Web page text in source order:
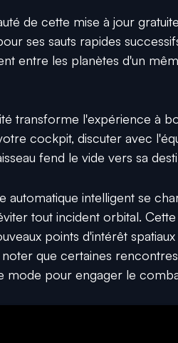
de cette mise à jour
ses sauts rapides
entre les planètes d'un
transforme l'expérience à
cockpit, discuter avec
fend le vide vers sa
automatique intelligent se
tout incident orbital.
points d'intérêt
noter que certaines
mode pour engager le